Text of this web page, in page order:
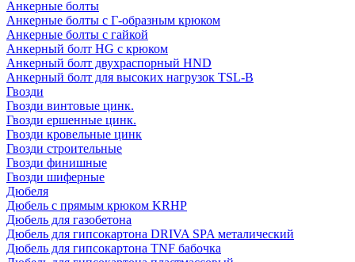
Анкерные болты
Анкерные болты с Г-образным крюком
Анкерные болты с гайкой
Анкерный болт HG с крюком
Анкерный болт двухраспорный HND
Анкерный болт для высоких нагрузок TSL-B
Гвозди
Гвозди винтовые цинк.
Гвозди ершенные цинк.
Гвозди кровельные цинк
Гвозди строительные
Гвозди финишные
Гвозди шиферные
Дюбеля
Дюбель с прямым крюком KRHP
Дюбель для газобетона
Дюбель для гипсокартона DRIVA SPA металический
Дюбель для гипсокартона TNF бабочка